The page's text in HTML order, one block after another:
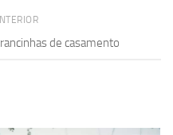
de casamento